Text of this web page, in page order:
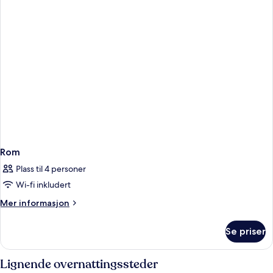
Rom
Plass til 4 personer
Wi-fi inkludert
Mer informasjon
Mer
Se priser
Lignende overnattingssteder